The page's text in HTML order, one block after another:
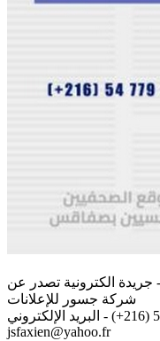
الكترونية تصدر عن
شركة جسور للإعلانات
للإتصال أو نشر الردود الهاتف 54779966 (216+) - البريد الإلكتروني
jsfaxien@yahoo.fr